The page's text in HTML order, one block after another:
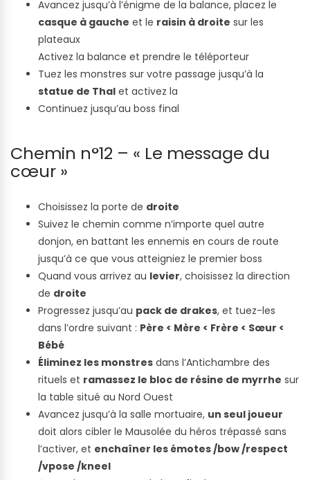
Avancez jusqu’à l’énigme de la balance, placez le
casque à gauche et le raisin à droite sur les
plateaux
Activez la balance et prendre le téléporteur
Tuez les monstres sur votre passage jusqu’à la
statue de Thal et activez la
Continuez jusqu’au boss final
Chemin n°12 – « Le message du
cœur »
Choisissez la porte de droite
Suivez le chemin comme n’importe quel autre
donjon, en battant les ennemis en cours de route
jusqu’à ce que vous atteigniez le premier boss
Quand vous arrivez au levier, choisissez la direction
de droite
Progressez jusqu’au pack de drakes, et tuez-les
dans l’ordre suivant : Père < Mère < Frère < Sœur <
Bébé
Éliminez les monstres dans l’Antichambre des
rituels et ramassez le bloc de résine de myrrhe sur
la table situé au Nord Ouest
Avancez jusqu’à la salle mortuaire, un seul joueur
doit alors cibler le Mausolée du héros trépassé sans
l’activer, et enchaîner les émotes /bow /respect
/vpose /kneel